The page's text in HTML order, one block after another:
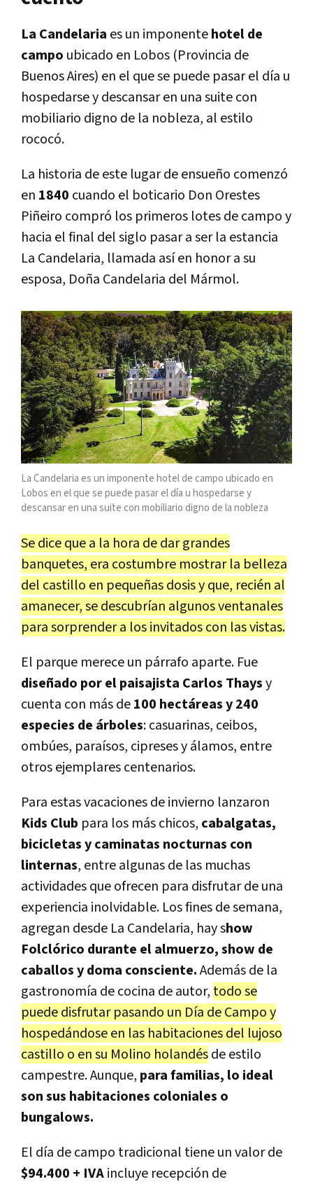
La Candelaria es un imponentehotel de
campo ubicado en Lobos (Provincia de
Buenos Aires) en el que se puede pasar el día u
hospedarse y descansar en una suite con
mobiliario digno de la nobleza, al estilo
rococó.
La historia de este lugar de ensueño comenzó
en 1840 cuando el boticario Don Orestes
Piñeiro compró los primeros lotes de campo y
hacia el final del siglo pasar a ser la estancia
La Candelaria, llamada así en honor a su
esposa, Doña Candelaria del Mármol.
La Candelaria es un imponente hotel de campo ubicado en
Lobos en el que se puede pasar el día u hospedarse y
descansar en una suite con mobiliario digno de la nobleza
Se dice que a la hora de dar grandes
banquetes, era costumbre mostrar la belleza
del castillo en pequeñas dosis y que, recién al
amanecer, se descubrían algunos ventanales
para sorprender a los invitados con las vistas.
El parque merece un párrafo aparte. Fue
diseñado por el paisajista Carlos Thaysy
cuenta con más de100 hectáreas y 240
especies de árboles: casuarinas, ceibos,
ombúes, paraísos, cipreses y álamos, entre
otros ejemplares centenarios.
Para estas vacaciones de invierno lanzaron
Kids Club para los más chicos, cabalgatas,
bicicletas y caminatas nocturnas con
linternas, entre algunas de las muchas
actividades que ofrecen para disfrutar de una
experiencia inolvidable. Los fines de semana,
agregan desde La Candelaria, hay show
Folclórico durante el almuerzo, show de
caballos y doma consciente.Además de la
gastronomía de cocina de autor, todo se
puede disfrutar pasando un Día de Campo y
hospedándose en las habitaciones del lujoso
castillo o en su Molino holandésde estilo
campestre. Aunque, para familias, lo ideal
son sus habitaciones coloniales o
bungalows.
El día de campo tradicional tiene un valor de
$94.400 + IVAincluye recepción de